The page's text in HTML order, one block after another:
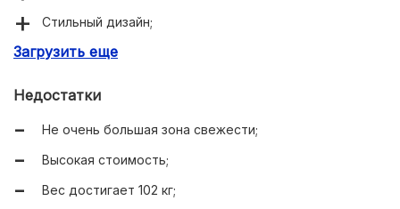
Стильный дизайн;
Поддерживает технологию No Frost;
электричества.
Загрузить еще
Недостатки
Не очень большая зона свежести;
Высокая стоимость;
Вес достигает 102 кг;